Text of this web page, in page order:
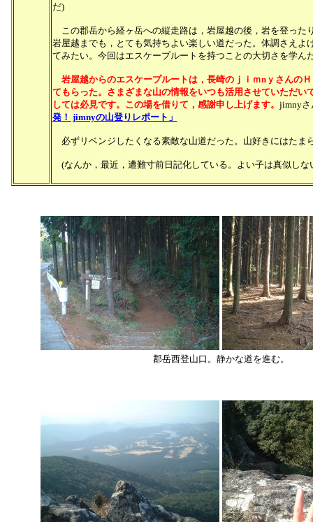
だ)
この郡岳から経ヶ岳への縦走路は，岩屋越の後，岩を登った
岩屋越までも，とても気持ちよい楽しい道だった。体調さえよ
てみたい。今回はエスケープルートを持つことの大切さを学ん
岩屋越からのエスケープルートは，長崎のｊｉｍnｙさんの
てもらった。さまざまな山の情報をいつも活用させていただい
しては必見です。この場を借りて，感謝申し上げます。 jimny
発！ jimnyの山登りレポート」
必ずリベンジしたくなる素敵な山道だった。山好きにはたま
(なんか，最近，遭難寸前日記化している。よい子は真似しな
郡岳西登山口。静かな道を進む。